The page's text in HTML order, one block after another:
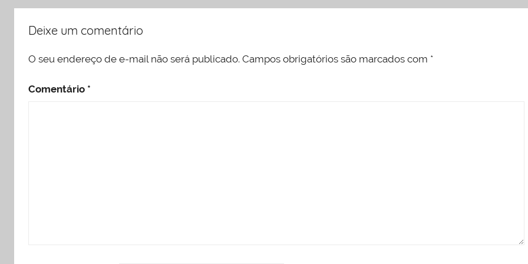
Deixe um comentário
O seu endereço de e-mail não será publicado. Campos obrigatórios são marcados com *
Comentário *